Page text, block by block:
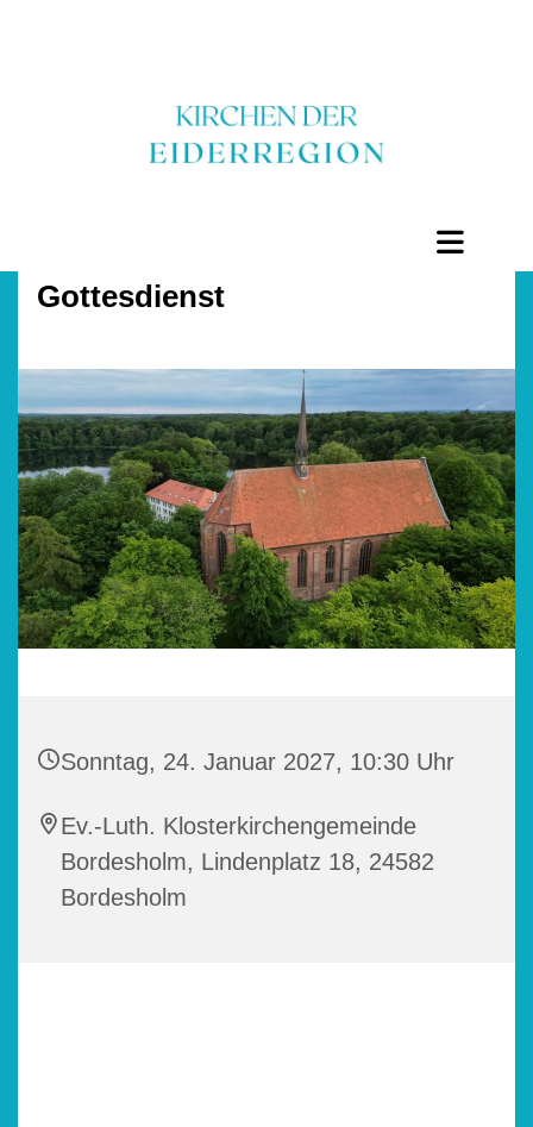
Gottesdienst
Sonntag, 24. Januar 2027, 10:30 Uhr
Ev.-Luth. Klosterkirchengemeinde
Bordesholm, Lindenplatz 18, 24582
Bordesholm